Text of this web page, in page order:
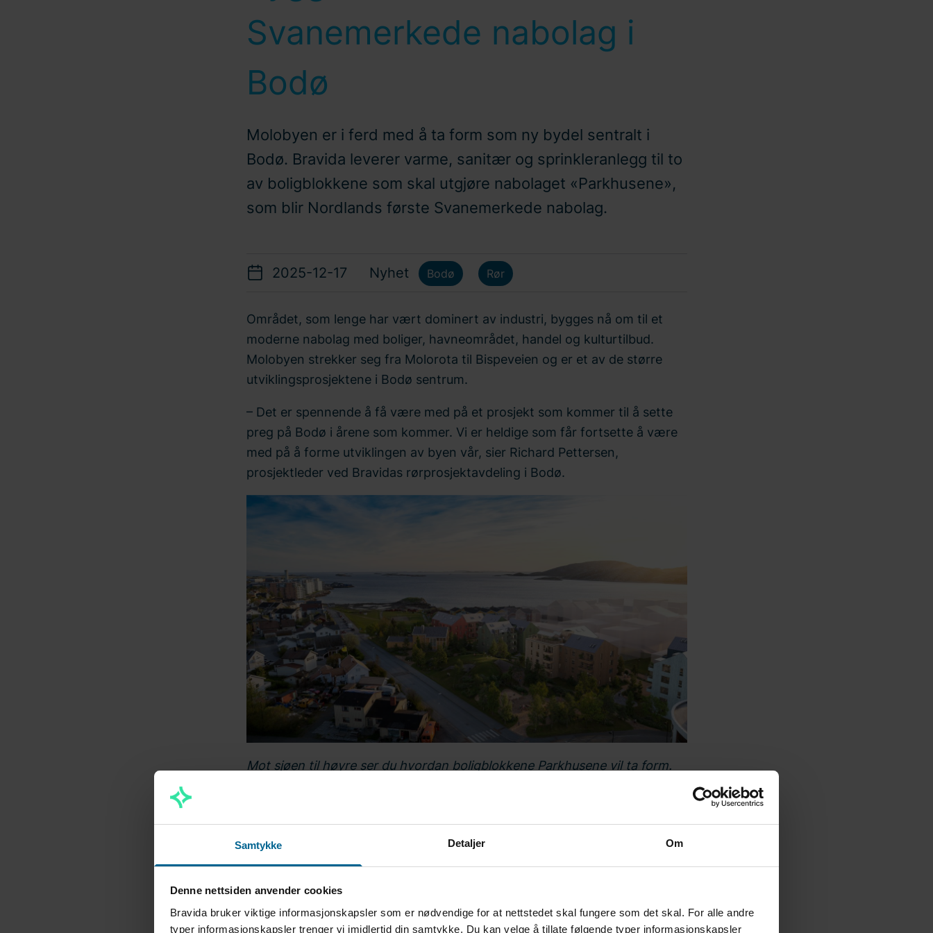
Samtykke Detaljer Om
Denne nettsiden anvender cookies
Bravida bruker viktige informasjonskapsler som er nødvendige for at nettstedet skal fungere som det skal. For alle andre
typer informasjonskapsler trenger vi imidlertid din samtykke. Du kan velge å tillate følgende typer informasjonskapsler
Svanemerkede nabolag i
Bodø
Molobyen er i ferd med å ta form som ny bydel sentralt i
Bodø. Bravida leverer varme, sanitær og sprinkleranlegg til to
av boligblokkene som skal utgjøre nabolaget «Parkhusene»,
som blir Nordlands første Svanemerkede nabolag.
2025-12-17 Nyhet Bodø Rør
Området, som lenge har vært dominert av industri, bygges nå om til et
moderne nabolag med boliger, havneområdet, handel og kulturtilbud.
Molobyen strekker seg fra Molorota til Bispeveien og er et av de større
utviklingsprosjektene i Bodø sentrum.
– Det er spennende å få være med på et prosjekt som kommer til å sette
preg på Bodø i årene som kommer. Vi er heldige som får fortsette å være
med på å forme utviklingen av byen vår, sier Richard Pettersen,
prosjektleder ved Bravidas rørprosjektavdeling i Bodø.
Mot sjøen til høyre ser du hvordan boligblokkene Parkhusene vil ta form.
Bidrar til å forme framtidens Bodø
sanitær og sprinkel, samt oppkobling av baderomskabinene til leilighetene.